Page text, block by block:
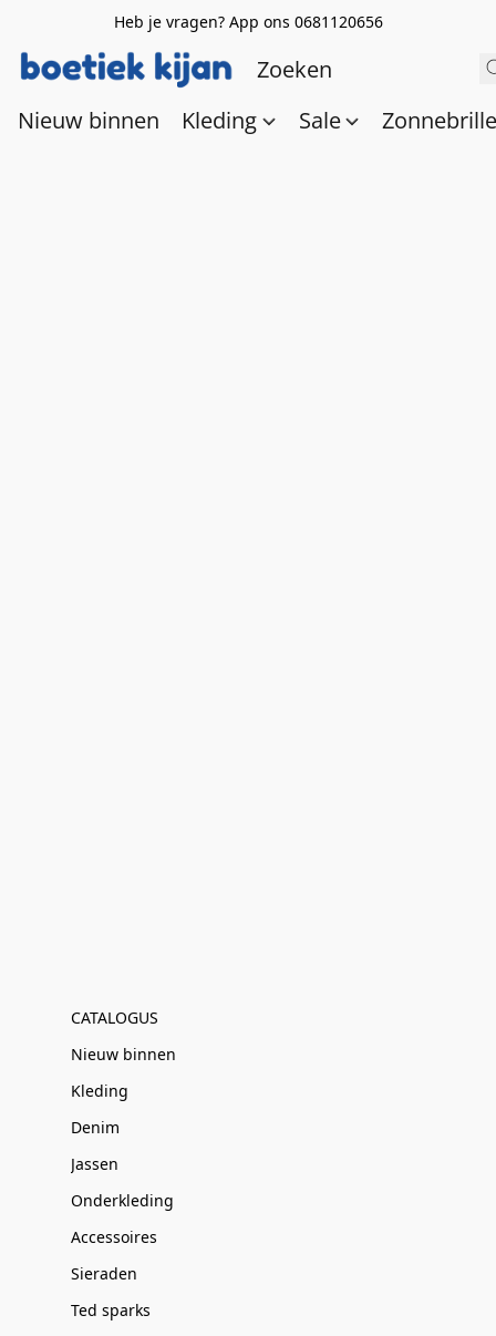
Heb je vragen? App ons 0681120656
Nieuw binnen Kleding Sale
CATALOGUS
Nieuw binnen
Kleding
Denim
Jassen
Onderkleding
Accessoires
Sieraden
Ted sparks